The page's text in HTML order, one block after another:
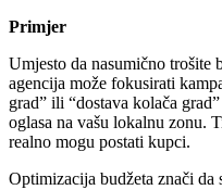
Primjer
Umjesto da nasumično trošite
agencija može fokusirati
grad” ili “dostava kolača grad
oglasa na vašu lokalnu zonu.
realno mogu postati kupci.
Optimizacija budžeta znači da